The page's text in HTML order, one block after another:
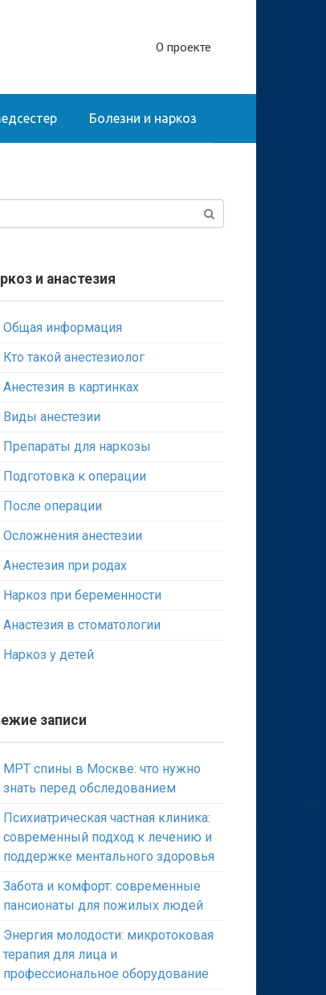
О проекте
Болезни и наркоз
и анастезия
Общая информация
Кто такой анестезиолог
Анестезия в картинках
Виды анестезии
Препараты для наркозы
Подготовка к операции
После операции
Осложнения анестезии
Анестезия при родах
Наркоз при беременности
Анастезия в стоматологии
Наркоз у детей
записи
МРТ спины в Москве: что нужно
знать перед обследованием
Психиатрическая частная клиника:
современный подход к лечению и
поддержке ментального здоровья
Забота и комфорт: современные
пансионаты для пожилых людей
Энергия молодости: микротоковая
терапия для лица и
профессиональное оборудование